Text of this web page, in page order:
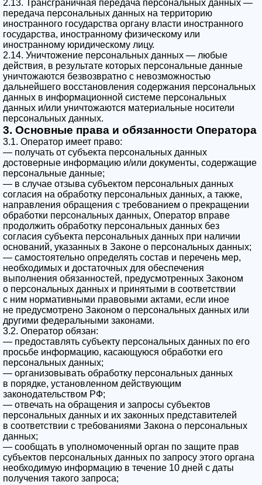
2.13. Трансграничная передача персональных данных —
передача персональных данных на территорию
иностранного государства органу власти иностранного
государства, иностранному физическому или
иностранному юридическому лицу.
2.14. Уничтожение персональных данных — любые
действия, в результате которых персональные данные
уничтожаются безвозвратно с невозможностью
дальнейшего восстановления содержания персональных
данных в информационной системе персональных
данных и/или уничтожаются материальные носители
персональных данных.
3. Основные права и обязанности Оператора
3.1. Оператор имеет право:
— получать от субъекта персональных данных
достоверные информацию и/или документы, содержащие
персональные данные;
— в случае отзыва субъектом персональных данных
согласия на обработку персональных данных, а также,
направления обращения с требованием о прекращении
обработки персональных данных, Оператор вправе
продолжить обработку персональных данных без
согласия субъекта персональных данных при наличии
оснований, указанных в Законе о персональных данных;
— самостоятельно определять состав и перечень мер,
необходимых и достаточных для обеспечения
выполнения обязанностей, предусмотренных Законом
о персональных данных и принятыми в соответствии
с ним нормативными правовыми актами, если иное
не предусмотрено Законом о персональных данных или
другими федеральными законами.
3.2. Оператор обязан:
— предоставлять субъекту персональных данных по его
просьбе информацию, касающуюся обработки его
персональных данных;
— организовывать обработку персональных данных
в порядке, установленном действующим
законодательством РФ;
— отвечать на обращения и запросы субъектов
персональных данных и их законных представителей
в соответствии с требованиями Закона о персональных
данных;
— сообщать в уполномоченный орган по защите прав
субъектов персональных данных по запросу этого органа
необходимую информацию в течение 10 дней с даты
получения такого запроса;